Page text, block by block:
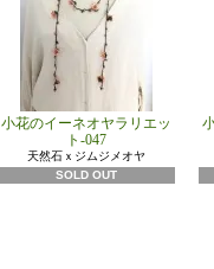
小花のイーネオヤラリエッ
ト-047
天然石ｘジムジメオヤ
SOLD OUT